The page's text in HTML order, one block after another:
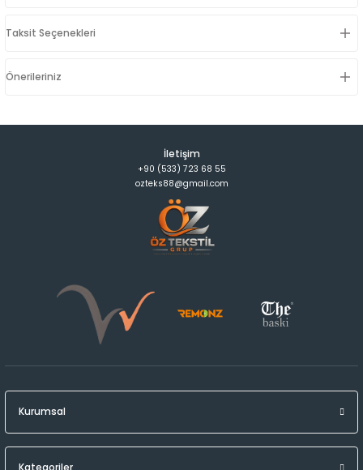
Taksit Seçenekleri
Önerileriniz
İletişim
+90 (533) 723 68 55
ozteks88@gmail.com
Kurumsal